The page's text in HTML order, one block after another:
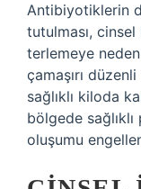
Antibiyotiklerin
tutulması, cinsel
terlemeye
çamaşırı
sağlıklı kiloda
bölgede
oluşumu